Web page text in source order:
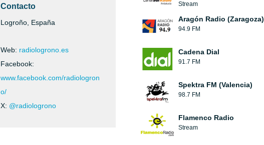
Contacto
Logroño, España
Web: radiologrono.es
Facebook:
www.facebook.com/radiologron
o/
X: @radiologrono
Stream
Aragón Radio (Zaragoza)
94.9 FM
Cadena Dial
91.7 FM
Spektra FM (Valencia)
98.7 FM
Flamenco Radio
Stream